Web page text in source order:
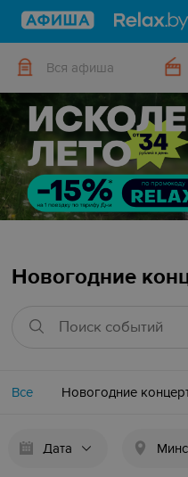
Вся афиша
Новогодние
Все Новогодние
Дата